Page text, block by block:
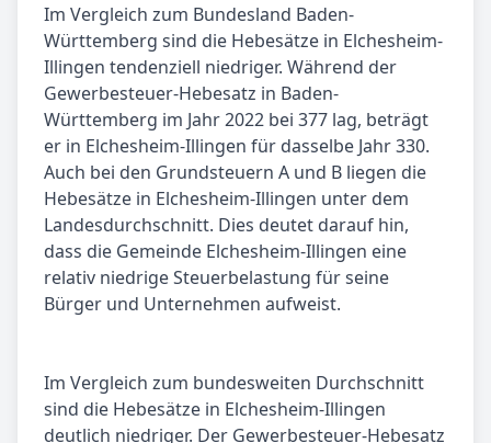
Im Vergleich zum Bundesland Baden-
Württemberg sind die Hebesätze in Elchesheim-
Illingen tendenziell niedriger. Während der
Gewerbesteuer-Hebesatz in Baden-
Württemberg im Jahr 2022 bei 377 lag, beträgt
er in Elchesheim-Illingen für dasselbe Jahr 330.
Auch bei den Grundsteuern A und B liegen die
Hebesätze in Elchesheim-Illingen unter dem
Landesdurchschnitt. Dies deutet darauf hin,
dass die Gemeinde Elchesheim-Illingen eine
relativ niedrige Steuerbelastung für seine
Bürger und Unternehmen aufweist.
Im Vergleich zum bundesweiten Durchschnitt
sind die Hebesätze in Elchesheim-Illingen
deutlich niedriger. Der Gewerbesteuer-Hebesatz